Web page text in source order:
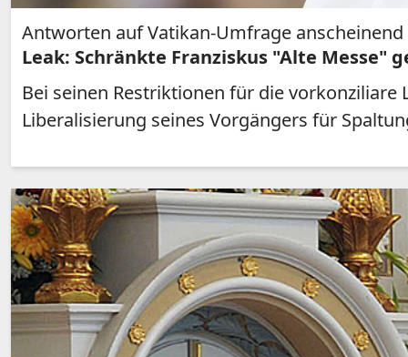
Antworten auf Vatikan-Umfrage
Leak: Schränkte Franziskus "Alte Messe"
Bei seinen Restriktionen für die
Liberalisierung seines Vorgängers für